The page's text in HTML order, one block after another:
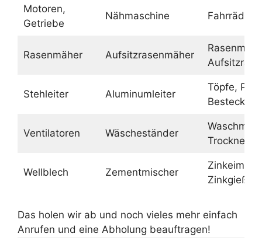
Motoren,
Getriebe
Nähmaschine Fahrräder
Rasenmäher Aufsitzrasenmäher
Stehleiter Aluminumleiter
Töpfe,
Besteck
Ventilatoren Wäscheständer
Trockner
Wellblech Zementmischer
Zinkeimer,
Das holen wir ab und noch vieles mehr einfach
Anrufen und eine Abholung beauftragen!